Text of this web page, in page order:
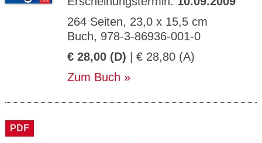
264 Seiten, 23,0 x 15,5 cm
Buch, 978-3-86936-001-0
€ 28,00 (D) | € 28,80 (A)
Zum Buch
PDF